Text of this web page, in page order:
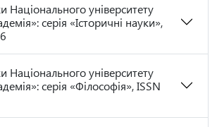
Національного університету
серія «Історичні науки»,
Національного університету
серія «Філософія», ISSN